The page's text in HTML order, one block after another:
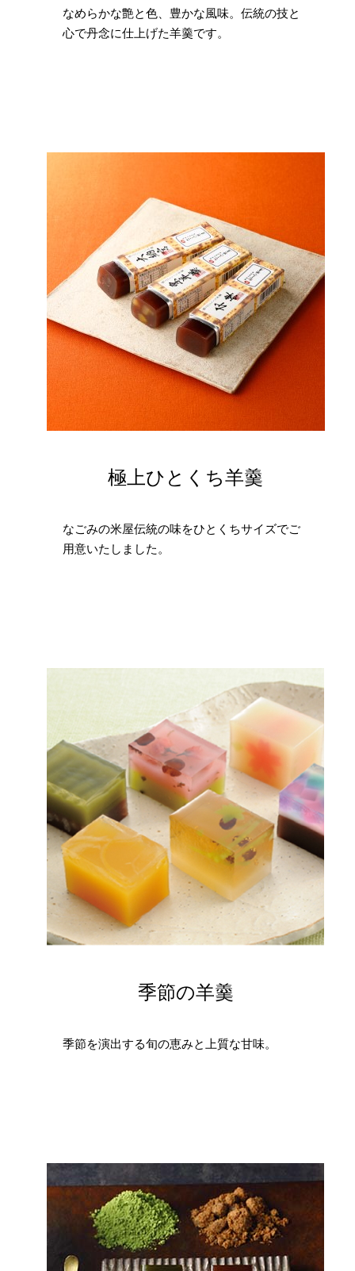
なめらかな艶と色、豊かな風味。伝統の技と
心で丹念に仕上げた羊羹です。
極上ひとくち羊羹
なごみの米屋伝統の味をひとくちサイズでご
用意いたしました。
季節の羊羹
季節を演出する旬の恵みと上質な甘味。